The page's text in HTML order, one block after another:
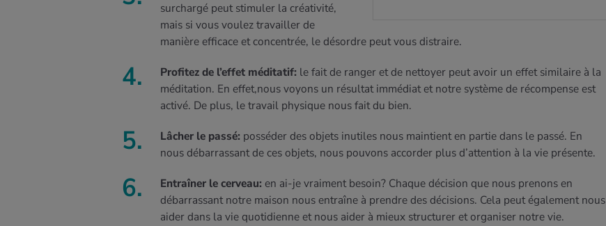
surchargé peut stimuler la créativité,
mais si vous voulez travailler de
manière efficace et concentrée, le désordre peut vous distraire.
Profitez de l’effet méditatif: le fait de ranger et de nettoyer peut avoir un effet similaire à la
méditation. En effet,nous voyons un résultat immédiat et notre système de récompense est
activé. De plus, le travail physique nous fait du bien.
Lâcher le passé: posséder des objets inutiles nous maintient en partie dans le passé. En
nous débarrassant de ces objets, nous pouvons accorder plus d’attention à la vie présente.
Entraîner le cerveau: en ai-je vraiment besoin? Chaque décision que nous prenons en
débarrassant notre maison nous entraîne à prendre des décisions. Cela peut également nous
aider dans la vie quotidienne et nous aider à mieux structurer et organiser notre vie.